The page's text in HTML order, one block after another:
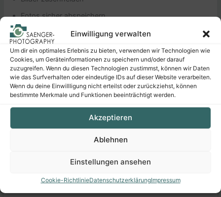
Einwilligung verwalten
Um dir ein optimales Erlebnis zu bieten, verwenden wir Technologien wie
Cookies, um Geräteinformationen zu speichern und/oder darauf
zuzugreifen. Wenn du diesen Technologien zustimmst, können wir Daten
wie das Surfverhalten oder eindeutige IDs auf dieser Website verarbeiten.
Wenn du deine Einwillligung nicht erteilst oder zurückziehst, können
bestimmte Merkmale und Funktionen beeinträchtigt werden.
Akzeptieren
Ablehnen
Einstellungen ansehen
Cookie-RichtlinieDatenschutzerklärungImpressum
Fotos sicher abspeichern
die wichtigsten Schritte der RAW-Entwicklung u.v.m.
Optimale Ablage und Präsentation:
Mit dem Organizer Ordnung schaffen
Fotoalben anlegen
direkte Verknüpfung mit Facebook
Diashows & Co.
Kalender, Grußkarten und Bildbände auf dem eigenen